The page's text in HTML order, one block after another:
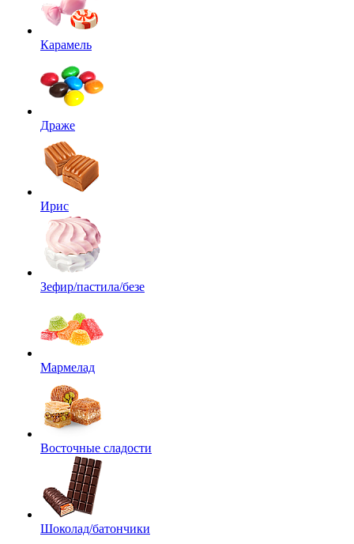
Карамель
Драже
Ирис
Зефир/пастила/безе
Мармелад
Восточные сладости
Шоколад/батончики